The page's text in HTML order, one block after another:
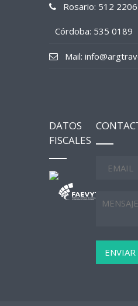
Rosario: 512 2206
Córdoba: 535 0189
Mail:
DATOS
FISCALES